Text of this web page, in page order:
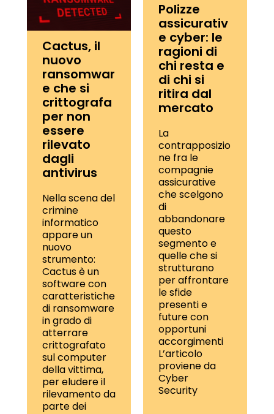
Polizze
assicurativ
e cyber: le
ragioni di
chi resta e
di chi si
ritira dal
mercato
La
contrapposizio
ne fra le
compagnie
assicurative
che scelgono
di
abbandonare
questo
segmento e
quelle che si
strutturano
per affrontare
le sfide
presenti e
future con
opportuni
accorgimenti
L’articolo
proviene da
Cyber
Security
Cactus, il
nuovo
ransomwar
e che si
crittografa
per non
essere
rilevato
dagli
antivirus
Nella scena del
crimine
informatico
appare un
nuovo
strumento:
Cactus è un
software con
caratteristiche
di ransomware
in grado di
atterrare
crittografato
sul computer
della vittima,
per eludere il
rilevamento da
parte dei